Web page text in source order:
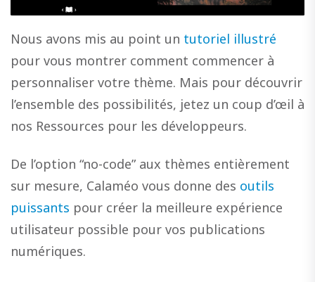
Nous avons mis au point un tutoriel illustré
pour vous montrer comment commencer à
personnaliser votre thème. Mais pour découvrir
l’ensemble des possibilités, jetez un coup d’œil à
nos Ressources pour les développeurs.
De l’option “no-code” aux thèmes entièrement
sur mesure, Calaméo vous donne des outils
puissants pour créer la meilleure expérience
utilisateur possible pour vos publications
numériques.